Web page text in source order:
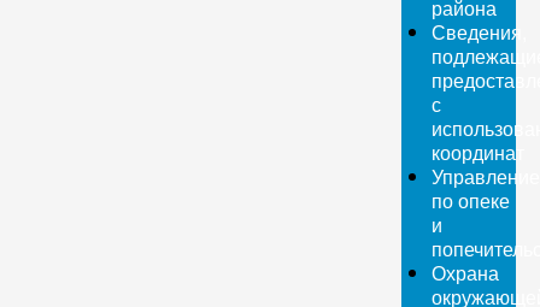
района
Сведения,
с
координат
Управление
по опеке
и
Охрана